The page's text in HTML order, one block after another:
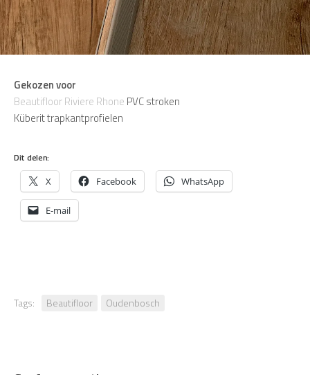
Gekozen voor
Beautifloor Riviere Rhone PVC stroken
Küberit trapkantprofielen
Dit delen:
X Facebook WhatsApp
E-mail
Tags: Beautifloor Oudenbosch